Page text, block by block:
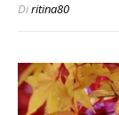
Diritina80